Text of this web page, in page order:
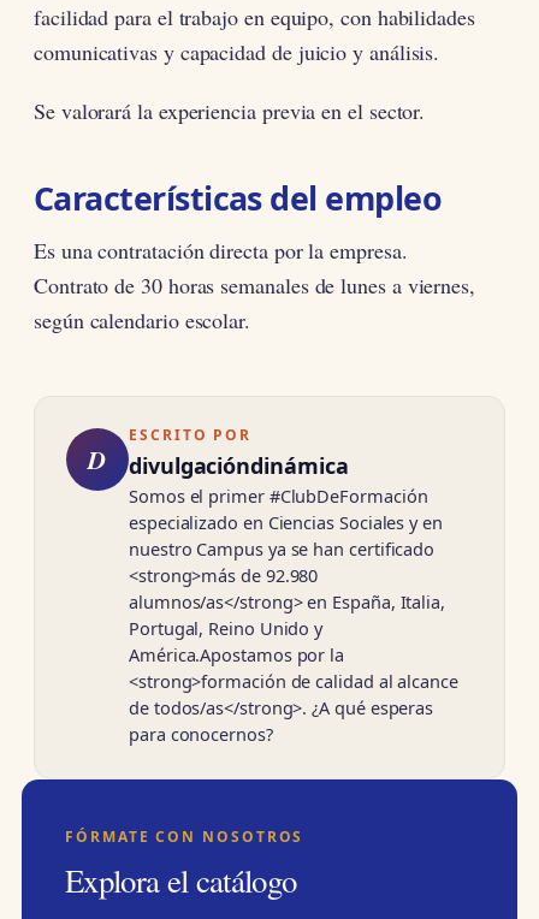
facilidad para el trabajo en equipo, con habilidades
comunicativas y capacidad de juicio y análisis.
Se valorará la experiencia previa en el sector.
Características del empleo
Es una contratación directa por la empresa.
Contrato de 30 horas semanales de lunes a viernes,
según calendario escolar.
D
ESCRITO POR
divulgacióndinámica
Somos el primer #ClubDeFormación
especializado en Ciencias Sociales y en
nuestro Campus ya se han certificado
<strong>más de 92.980
alumnos/as</strong> en España, Italia,
Portugal, Reino Unido y
América.Apostamos por la
<strong>formación de calidad al alcance
de todos/as</strong>. ¿A qué esperas
para conocernos?
FÓRMATE CON NOSOTROS
Explora el catálogo